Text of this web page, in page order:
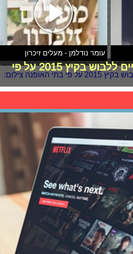
עומר נודלמן - מעלים זיכרון
טרנדי: מה אנו צפויים ללבוש בקיץ 2015 על פי